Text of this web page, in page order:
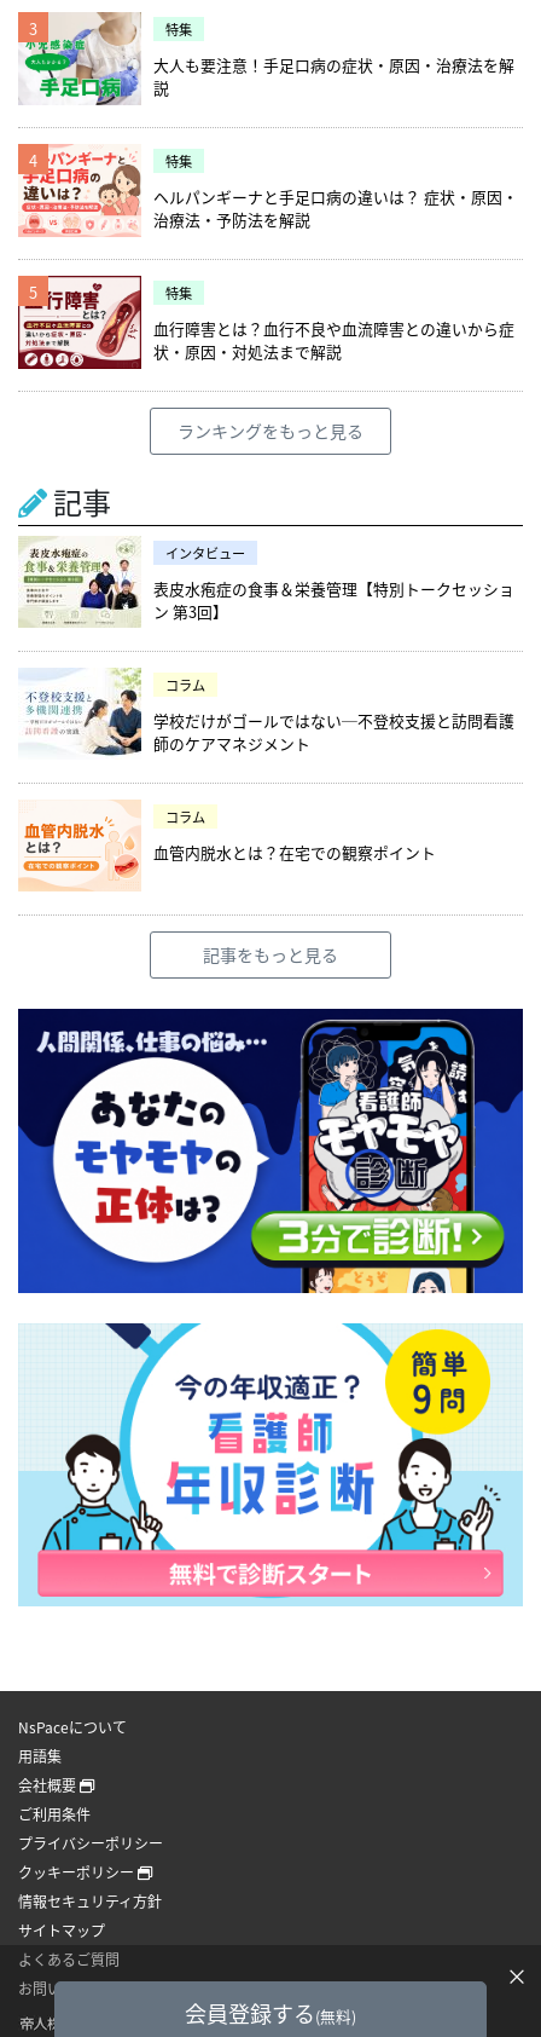
3 特集
大人も要注意！手足口病の症状・原因・治療法を解
説
4 特集
ヘルパンギーナと手足口病の違いは？ 症状・原因・
治療法・予防法を解説
5 特集
血行障害とは？血行不良や血流障害との違いから症
状・原因・対処法まで解説
ランキングをもっと見る
記事
インタビュー
表皮水疱症の食事＆栄養管理【特別トークセッショ
ン 第3回】
コラム
学校だけがゴールではない─不登校支援と訪問看護
師のケアマネジメント
コラム
血管内脱水とは？在宅での観察ポイント
記事をもっと見る
×
会員登録する(無料)
NsPaceについて
用語集
会社概要
ご利用条件
プライバシーポリシー
クッキーポリシー
情報セキュリティ方針
サイトマップ
よくあるご質問
お問い合わせ